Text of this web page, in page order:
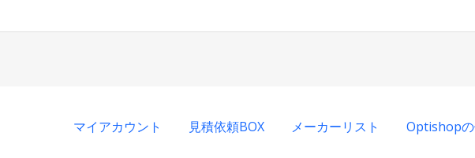
マイアカウント 見積依頼BOX メーカーリスト Optishop